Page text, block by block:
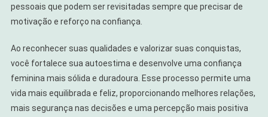
pessoais que podem ser revisitadas sempre que precisar de
motivação e reforço na confiança.
Ao reconhecer suas qualidades e valorizar suas conquistas,
você fortalece sua autoestima e desenvolve uma confiança
feminina mais sólida e duradoura. Esse processo permite uma
vida mais equilibrada e feliz, proporcionando melhores relações,
mais segurança nas decisões e uma percepção mais positiva